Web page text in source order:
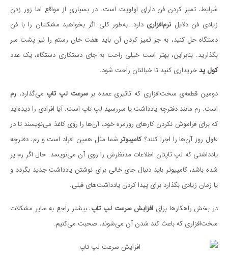
شرایط، تمیز کردن فن دارای اولویت است. در بسیاری از مواقع اما زور زدن
زیادی فن دلایل نرم‌افزاری دارد. به‌طور کلی اگر بخواهید مشکلتان را با فن
دستگاه حل کنید، به جز تمیز کردن آن باید هفت خان رستم را نیز پشت سر
بگذارید. بنابراین، بهتر است خیلی راحت به جای دستکاری دستگاه، یک عدد
کول پدخریداری کنید تا خیالتان راحت شود.
دومین قطعه‌ی سخت‌افزاری که تاثیری عمده برسرعت لپ تاپ می‌گذارد، رم
است. رم مانند دفترچه یادداشت یا سررسید لپ تاپ است. آیا افرادی را دیده‌اید
که برای فراموش نکردن کارهای روزمره خود، آن‌ها را روی کاغذ می‌نویسند تا در
طول روز آن‌ها را اجرا کنند؟کامپیوتر شما مثل همین افراد است و رم، دفترچه
یادداشتی که لپ تاپتان اطلاعات مدنظرش را روی آن می‌نویسد. حال اگر رم پر
شده باشد، کامپیوتر باید دنبال جای خالی برای نوشتن یادداشت جدید بگردد و
یا زمان زیادی بگذارد برای پیدا کردن یادداشت‌های قبلی.
در بخش راهکارها برای افزایش سرعت لپ تاپ، بیشتر راجع به سایر مشکلات
سخت‌افزاری که باعث کند شدن آن می‌شوند، صحبت می‌کنیم.